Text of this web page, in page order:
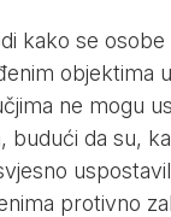
kako se osobe
objektima
ne mogu
budući da su,
protivno